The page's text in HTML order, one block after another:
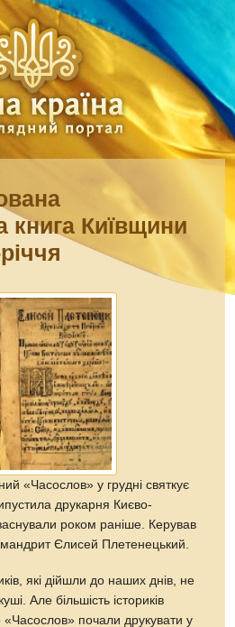
книга Київщини
«Часослов» у грудні святкує
друкарня Києво-
роком раніше. Керував
Єлисей Плетенецький.
які дійшли до наших днів, не
Але більшість істориків
почали друкувати у